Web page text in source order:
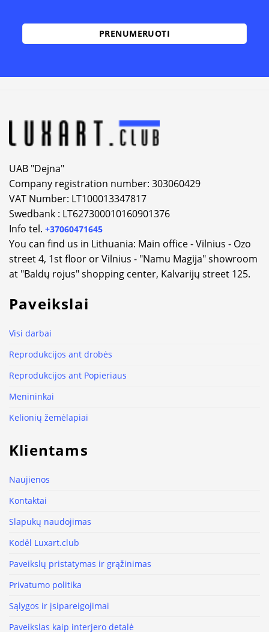
UAB "Dejna"
Company registration number: 303060429
VAT Number: LT100013347817
Swedbank : LT627300010160901376
Info tel. +37060471645
You can find us in Lithuania: Main office - Vilnius - Ozo
street 4, 1st floor or Vilnius - "Namu Magija" showroom
at "Baldų rojus" shopping center, Kalvarijų street 125.
Paveikslai
Visi darbai
Reprodukcijos ant drobės
Reprodukcijos ant Popieriaus
Menininkai
Kelionių žemėlapiai
Klientams
Naujienos
Kontaktai
Slapukų naudojimas
Kodėl Luxart.club
Paveikslų pristatymas ir grąžinimas
Privatumo politika
Sąlygos ir įsipareigojimai
Paveikslas kaip interjero detalė